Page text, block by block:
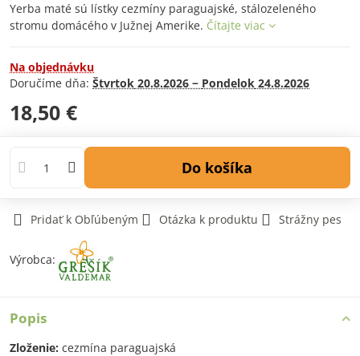
Yerba maté sú lístky cezmíny paraguajské, stálozeleného
stromu domácého v Južnej Amerike. Čítajte viac
Na objednávku
Doručíme dňa: Štvrtok 20.8.2026 − Pondelok 24.8.2026
18,50 €
Do košíka
Pridať k Obľúbeným Otázka k produktu Strážny pes
Výrobca:
Popis
Zloženie: cezmína paraguajská